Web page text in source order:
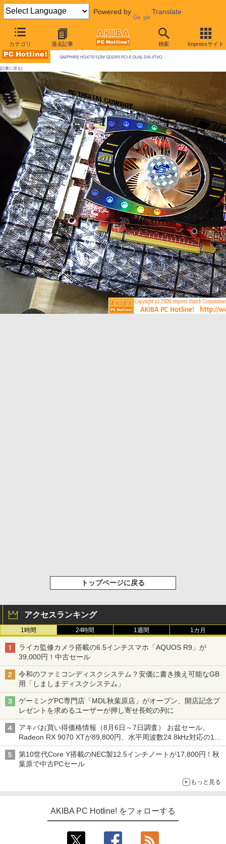
Powered by Translate
カテゴリ 過去記事 検索 Impressサイト
AKIBA PC Hotline! 2009年5月2日号
SAPPHIRE HD4770 512M GDDR5 PCI-E DUAL DVI-I/TVO
[記事に戻る]
トップページに戻る
アクセスランキング
1時間 24時間 1週間 1カ月
ライカ監修カメラ搭載の6.5インチスマホ「AQUOS R9」が
39,000円！中古セール
令和のファミコンディスクシステム？安価に書き換え可能なGB
用「しましまディスクシステム」
ゲーミングPC専門店「MDL秋葉原店」がオープン、開店記念プ
レゼントを求めるユーザーが押し寄せ長蛇の列に
アキバお買い得価格情報（8月6日～7日調査） お盆セール、
Radeon RX 9070 XTが89,800円、水平周波数24.8kHz対応の17
型モニターが9,801円、暑さ指数連動セール ほか
第10世代Core Y搭載のNEC製12.5インチノートが17,800円！秋
葉原で中古PCセール
もっと見る
AKIBA PC Hotline! をフォローする